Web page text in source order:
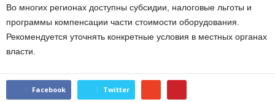
Во многих регионах доступны субсидии, налоговые льготы и
программы компенсации части стоимости оборудования.
Рекомендуется уточнять конкретные условия в местных органах
власти.
Facebook Twitter